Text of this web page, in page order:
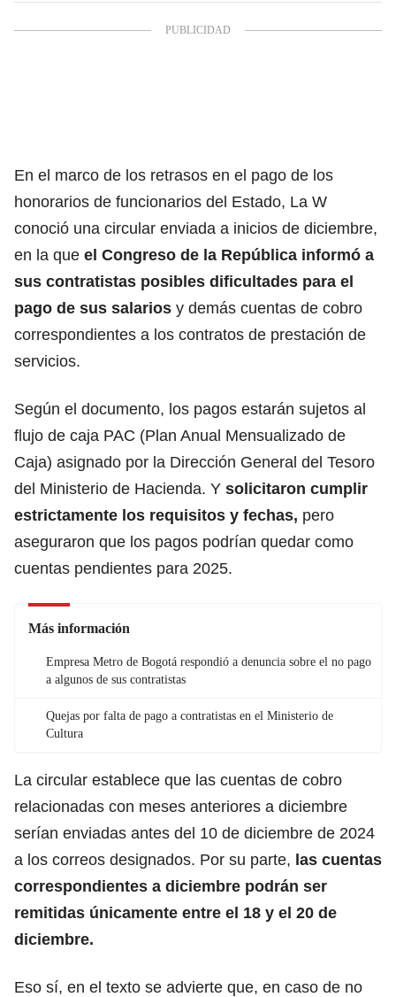
En el marco de los retrasos en el pago de los
honorarios de funcionarios del Estado, La W
conoció una circular enviada a inicios de diciembre,
en la que el Congreso de la República informó a
sus contratistas posibles dificultades para el
pago de sus salarios y demás cuentas de cobro
correspondientes a los contratos de prestación de
servicios.
Según el documento, los pagos estarán sujetos al
flujo de caja PAC (Plan Anual Mensualizado de
Caja) asignado por la Dirección General del Tesoro
del Ministerio de Hacienda. Y solicitaron cumplir
estrictamente los requisitos y fechas, pero
aseguraron que los pagos podrían quedar como
cuentas pendientes para 2025.
Más información
Empresa Metro de Bogotá respondió a denuncia sobre el no pago
a algunos de sus contratistas
Quejas por falta de pago a contratistas en el Ministerio de
Cultura
La circular establece que las cuentas de cobro
relacionadas con meses anteriores a diciembre
serían enviadas antes del 10 de diciembre de 2024
a los correos designados. Por su parte, las cuentas
correspondientes a diciembre podrán ser
remitidas únicamente entre el 18 y el 20 de
diciembre.
Eso sí, en el texto se advierte que, en caso de no